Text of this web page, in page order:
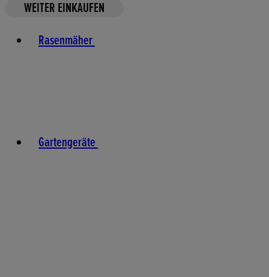
WEITER EINKAUFEN
Rasenmäher
Gartengeräte